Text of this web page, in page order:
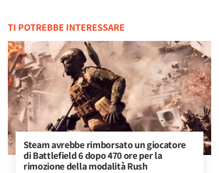
TI POTREBBE INTERESSARE
Steam avrebbe rimborsato un giocatore
di Battlefield 6 dopo 470 ore per la
rimozione della modalità Rush